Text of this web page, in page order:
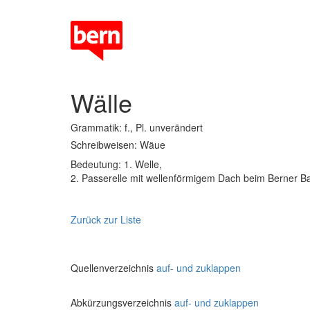
Wälle
Grammatik: f., Pl. unverändert
Schreibweisen: Wäue
Bedeutung: 1. Welle,
2. Passerelle mit wellenförmigem Dach beim Berner
Zurück zur Liste
Quellenverzeichnis auf- und zuklappen
Abkürzungsverzeichnis auf- und zuklappen